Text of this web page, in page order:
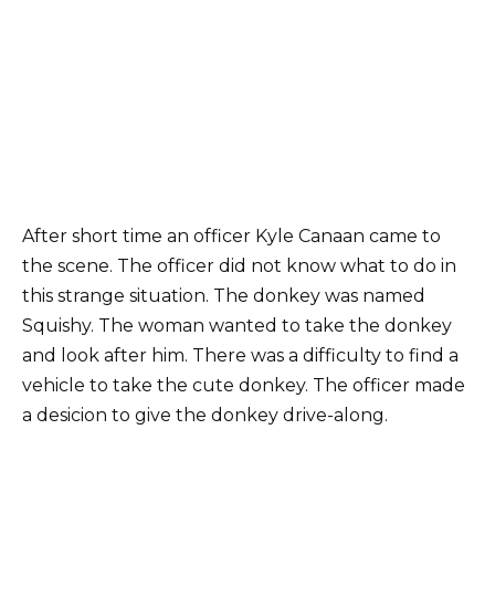
After short time an officer Kyle Canaan came to
the scene. The officer did not know what to do in
this strange situation. The donkey was named
Squishy. The woman wanted to take the donkey
and look after him. There was a difficulty to find a
vehicle to take the cute donkey. The officer made
a desicion to give the donkey drive-along.